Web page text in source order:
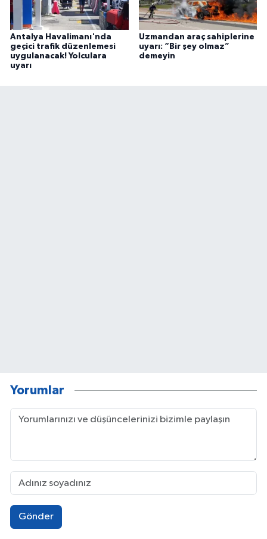
Antalya Havalimanı'nda
geçici trafik düzenlemesi
uygulanacak! Yolculara
uyarı
Uzmandan araç sahiplerine
uyarı: “Bir şey olmaz”
demeyin
Yorumlar
Gönder